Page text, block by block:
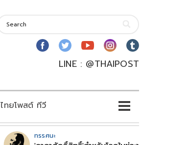
LINE : @THAIPOST
ไทยโพสต์ ทีวี
ทรรศนะ